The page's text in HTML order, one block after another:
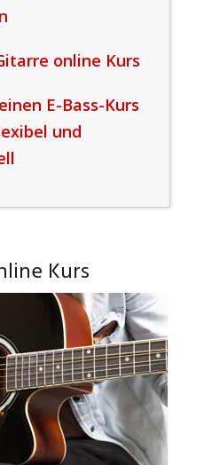
online Kurs
E-Bass-Kurs
und
Kurs